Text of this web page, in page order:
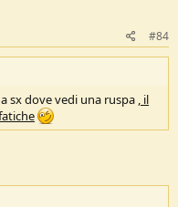
#84
sx dove vedi una ruspa , il